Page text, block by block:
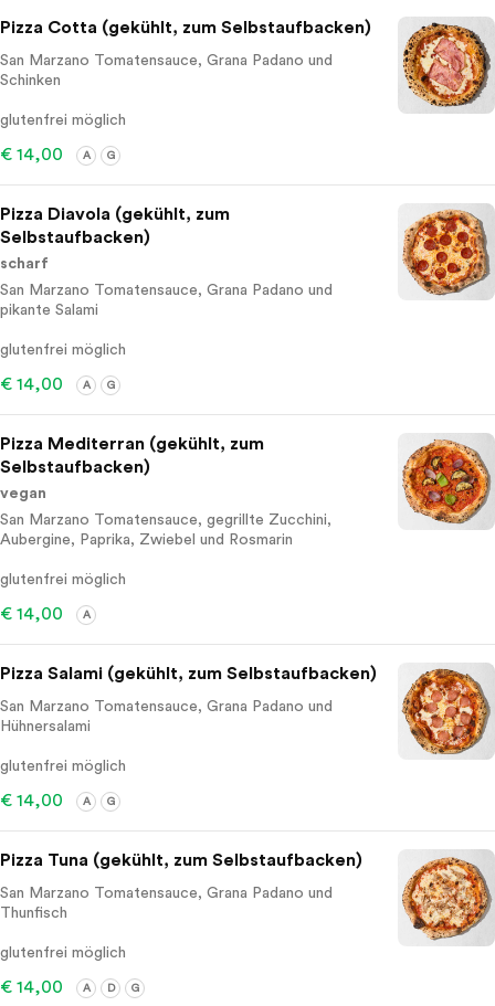
Pizza Cotta (gekühlt, zum Selbstaufbacken)
San Marzano Tomatensauce, Grana Padano und
Schinken
glutenfrei möglich
€ 14,00 A G
Pizza Diavola (gekühlt, zum
Selbstaufbacken)
scharf
San Marzano Tomatensauce, Grana Padano und
pikante Salami
glutenfrei möglich
€ 14,00 A G
Pizza Mediterran (gekühlt, zum
Selbstaufbacken)
vegan
San Marzano Tomatensauce, gegrillte Zucchini,
Aubergine, Paprika, Zwiebel und Rosmarin
glutenfrei möglich
€ 14,00 A
Pizza Salami (gekühlt, zum Selbstaufbacken)
San Marzano Tomatensauce, Grana Padano und
Hühnersalami
glutenfrei möglich
€ 14,00 A G
Pizza Tuna (gekühlt, zum Selbstaufbacken)
San Marzano Tomatensauce, Grana Padano und
Thunfisch
glutenfrei möglich
€ 14,00 A D G